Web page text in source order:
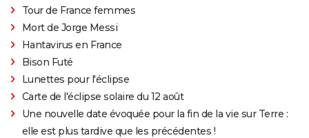
Tour de France femmes
Mort de Jorge Messi
Hantavirus en France
Bison Futé
Lunettes pour l'éclipse
Carte de l'éclipse solaire du 12 août
Une nouvelle date évoquée pour la fin de la vie sur Terre :
elle est plus tardive que les précédentes !